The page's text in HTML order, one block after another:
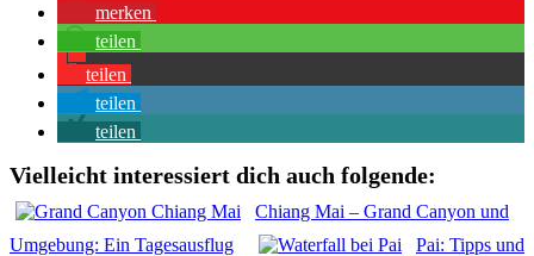
merken
teilen
teilen
teilen
teilen
Vielleicht interessiert dich auch folgende:
Chiang Mai – Grand Canyon und
Umgebung: Ein Tagesausflug
Pai: Tipps und